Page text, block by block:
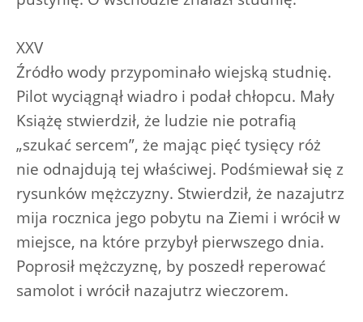
XXV
Źródło wody przypominało wiejską studnię.
Pilot wyciągnął wiadro i podał chłopcu. Mały
Książę stwierdził, że ludzie nie potrafią
„szukać sercem”, że mając pięć tysięcy róż
nie odnajdują tej właściwej. Podśmiewał się z
rysunków mężczyzny. Stwierdził, że nazajutrz
mija rocznica jego pobytu na Ziemi i wrócił w
miejsce, na które przybył pierwszego dnia.
Poprosił mężczyznę, by poszedł reperować
samolot i wrócił nazajutrz wieczorem.